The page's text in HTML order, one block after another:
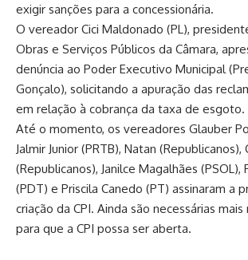
exigir sanções para a concessionária.
O vereador Cici Maldonado (PL),
Obras e Serviços Públicos da Câmara,
denúncia ao Poder Executivo Municipal
Gonçalo), solicitando a apuração das
em relação à cobrança da taxa de esgoto.
Até o momento, os vereadores Glauber
Jalmir Junior (PRTB), Natan (Republicanos),
(Republicanos), Janilce Magalhães (PSOL),
(PDT) e Priscila Canedo (PT) assinaram a
criação da CPI. Ainda são necessárias
para que a CPI possa ser aberta.